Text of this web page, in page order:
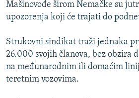
pretragu
VIDEO
FOTOGALERIJE
INFOGRAFIKE
PODCASTI
RAT U UKRAJINI
KINA NA BALKANU
RSE PRIČE IZ SVIJETA
ISPRIČAJ MI
Mašinovođe širom Nemačke su
upozorenja koji će trajati do
Strukovni sindikat traži jednaka
26.000 svojih članova, bez obzira
na međunarodnim ili domaćim
teretnim vozovima.